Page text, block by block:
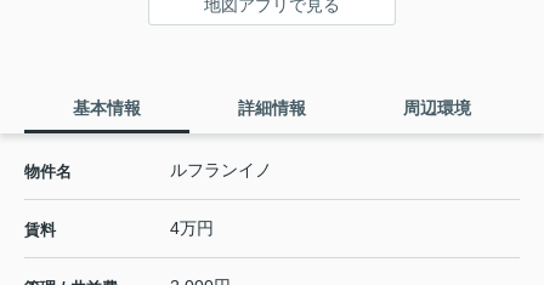
地図アプリで見る
基本情報 詳細情報 周辺環境
物件名 ルフランイノ
賃料 4万円